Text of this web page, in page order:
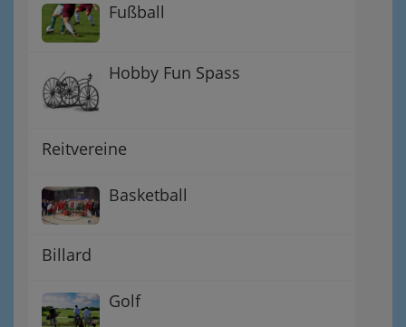
Fußball
Hobby Fun Spass
Reitvereine
Basketball
Billard
Golf